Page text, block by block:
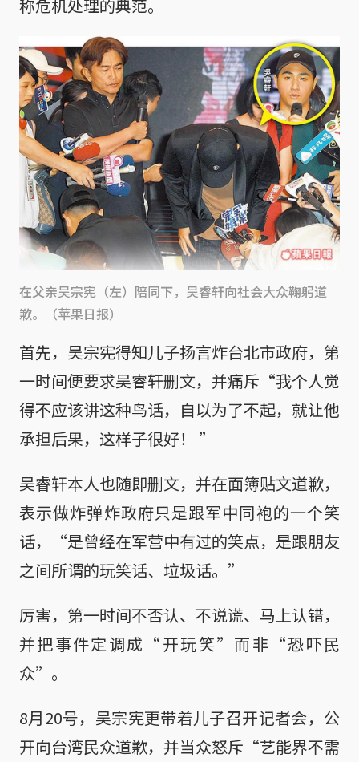
称危机处理的典范。
在父亲吴宗宪（左）陪同下，吴睿轩向社会大众鞠躬道
歉。（苹果日报）
首先，吴宗宪得知儿子扬言炸台北市政府，第
一时间便要求吴睿轩删文，并痛斥“我个人觉
得不应该讲这种鸟话，自以为了不起，就让他
承担后果，这样子很好！ ”
吴睿轩本人也随即删文，并在面簿贴文道歉，
表示做炸弹炸政府只是跟军中同袍的一个笑
话，“是曾经在军营中有过的笑点，是跟朋友
之间所谓的玩笑话、垃圾话。”
厉害，第一时间不否认、不说谎、马上认错，
并把事件定调成“开玩笑”而非“恐吓民
众”。
8月20号，吴宗宪更带着儿子召开记者会，公
开向台湾民众道歉，并当众怒斥“艺能界不需